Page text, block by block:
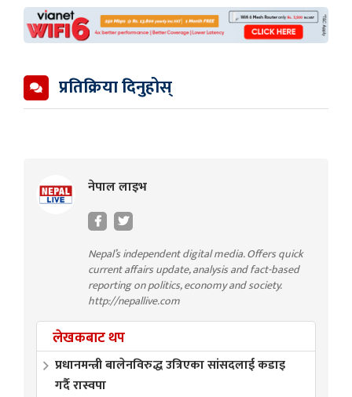
प्रतिक्रिया दिनुहोस्
नेपाल लाइभ
Nepal’s independent digital media. Offers quick
current affairs update, analysis and fact-based
reporting on politics, economy and society.
http://nepallive.com
लेखकबाट थप
प्रधानमन्त्री बालेनविरुद्ध उत्रिएका सांसदलाई कडाइ
गर्दै रास्वपा